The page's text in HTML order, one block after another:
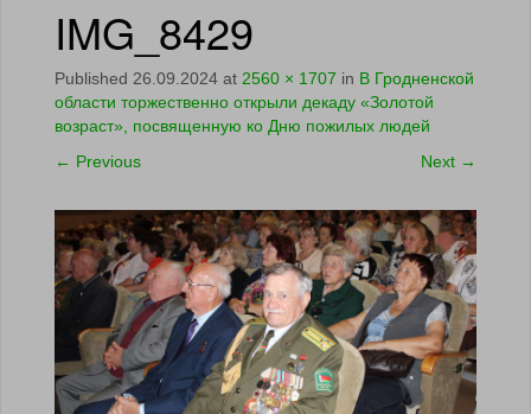
IMG_8429
Published 26.09.2024 at 2560 × 1707 in В Гродненской
области торжественно открыли декаду «Золотой
возраст», посвященную ко Дню пожилых людей
← Previous Next →